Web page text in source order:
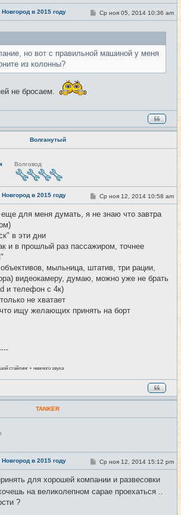
в 2015 году #11
С
о
н
Ср ноя 05, 2014 10:36 am
но вот с правильной машиной у меня
из колонны?
не бросаем.
Волганутый
Волговод
в 2015 году #12
С
о
б
и
Ср ноя 12, 2014 10:58 am
еще для меня думать, я не знаю что завтра
в эти дни
и в прошлый раз пассажиром, точнее
мыльница, штатив, три рации,
видеокамеру, думаю, можно уже не брать
и телефон с 4к)
не хватает
ищу желающих принять на борт
стайлинг + немного звука
TANKER
в 2015 году #13
С
о
б
щ
Ср ноя 12, 2014 15:12 pm
для хорошей компании и развесовки
на великолепном сарае проехаться ..
?